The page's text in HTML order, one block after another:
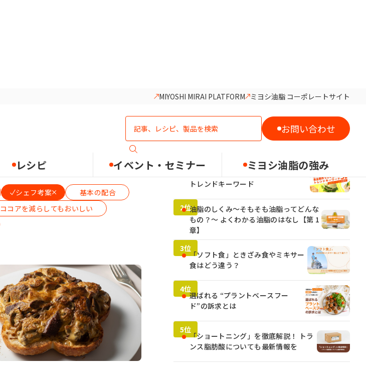
MIYOSHI MIRAI PLATFORM ミヨシ油脂 コーポレートサイト
お問い合わせ
レシピ イベント・セミナー ミヨシ油脂の強み
シェフ考案
基本の配合
ココアを減らしてもおいしい
人気記事ランキング
2026年食品業界でカギとなる5つの
トレンドキーワード
油脂のしくみ～そもそも油脂ってどんな
もの？～ よくわかる油脂のはなし【第 1
章】
「ソフト食」ときざみ食やミキサー
食はどう違う？
選ばれる “プラントベースフー
ド”の訴求とは
「ショートニング」を徹底解説！ トラ
ンス脂肪酸についても最新情報を